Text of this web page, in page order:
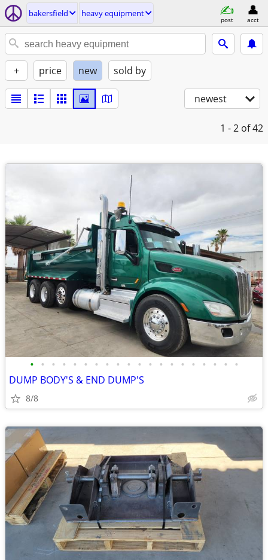
bakersfield heavy equipment
post acct
+ price new sold by
newest
1 - 2 of 42
• • • • • • • • • • • • • • • • • • • •
DUMP BODY'S & END DUMP'S
8/8